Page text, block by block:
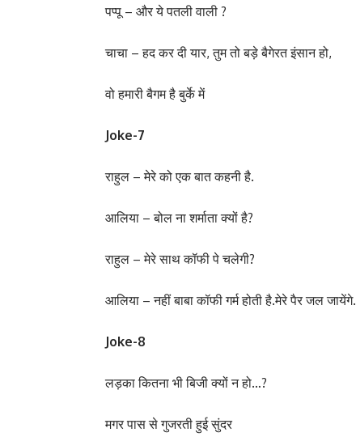
पप्पू – और ये पतली वाली ?
चाचा – हद कर दी यार, तुम तो बड़े बैगेरत इंसान हो,
वो हमारी बैगम है बुर्के में
Joke-7
राहुल – मेरे को एक बात कहनी है.
आलिया – बोल ना शर्माता क्यों है?
राहुल – मेरे साथ कॉफी पे चलेगी?
आलिया – नहीं बाबा कॉफी गर्म होती है.मेरे पैर जल जायेंगे.
Joke-8
लड़का कितना भी बिजी क्यों न हो…?
मगर पास से गुजरती हुई सुंदर